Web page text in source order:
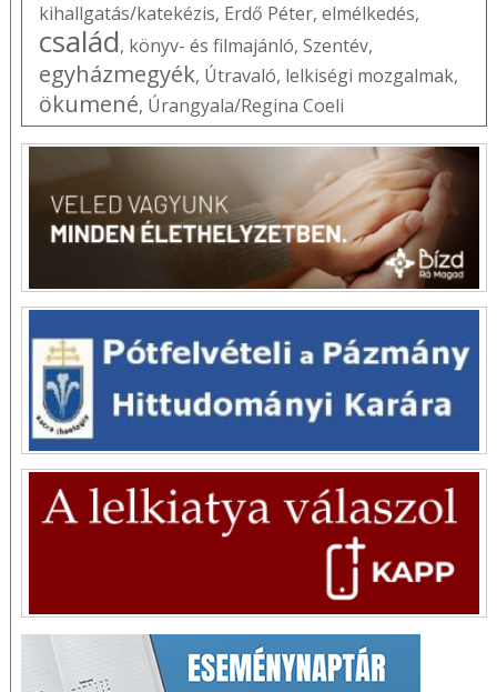
kihallgatás/katekézis, Erdő Péter, elmélkedés,
család, könyv- és filmajánló, Szentév,
egyházmegyék, Útravaló, lelkiségi mozgalmak,
ökumené, Úrangyala/Regina Coeli